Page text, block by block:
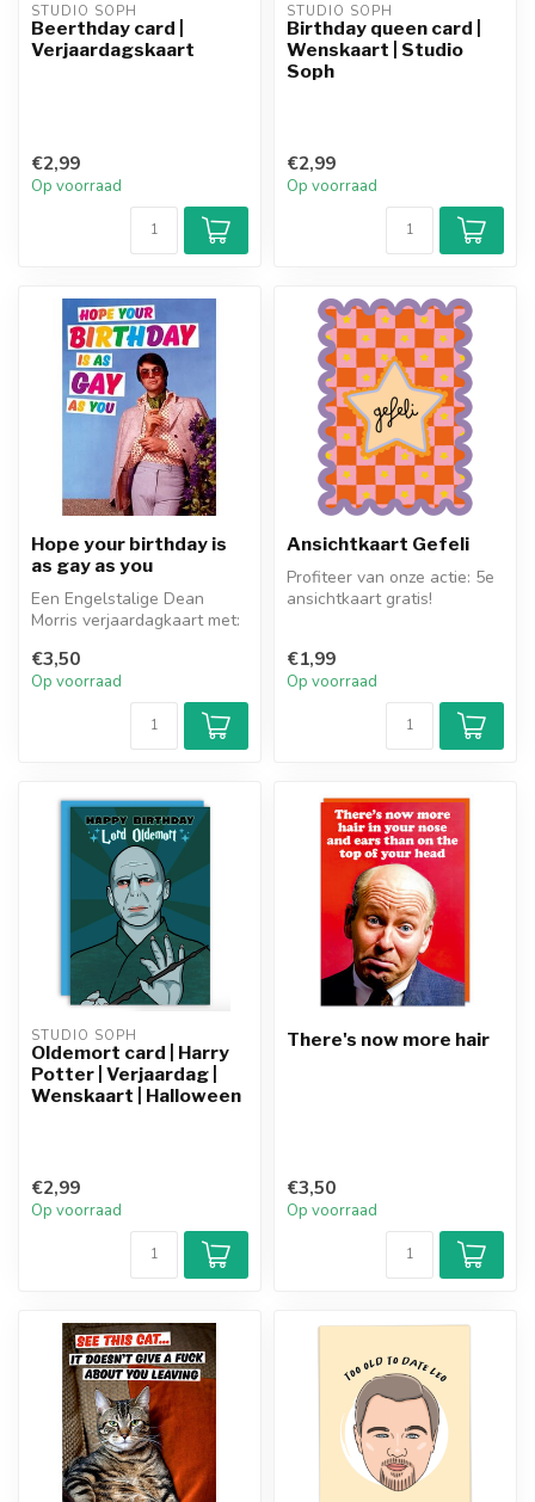
STUDIO SOPH
Beerthday card |
Verjaardagskaart
€2,99
Op voorraad
STUDIO SOPH
Birthday queen card |
Wenskaart | Studio
Soph
€2,99
Op voorraad
Hope your birthday is
as gay as you
Een Engelstalige Dean
Morris verjaardagkaart met:
gay ...
€3,50
Op voorraad
Ansichtkaart Gefeli
Profiteer van onze actie: 5e
ansichtkaart gratis!
€1,99
Op voorraad
STUDIO SOPH
Oldemort card | Harry
Potter | Verjaardag |
Wenskaart | Halloween
€2,99
Op voorraad
There's now more hair
€3,50
Op voorraad